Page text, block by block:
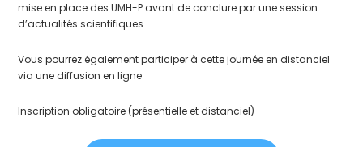
mise en place des UMH-P avant de conclure par une session
d’actualités scientifiques
Vous pourrez également participer à cette journée en distanciel
via une diffusion en ligne
Inscription obligatoire (présentielle et distanciel)